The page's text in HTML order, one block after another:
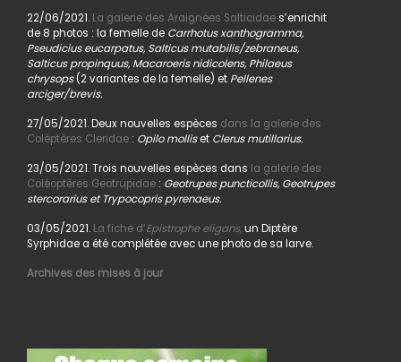
22/06/2021. La galerie des Araignées Salticidaes’enrichit
de 8 photos : la femelle de Carrhotus xanthogramma,
Pseudicius eucarpatus, Salticus mutabilis/zebraneus,
Salticus propinquus, Macaroeris nidicolens, Philaeus
chrysops(2 variantes de la femelle) et Pellenes
arciger/brevis.
27/05/2021. Deux nouvelles espèces dans la galerie des
Coléptères Cleridae: Opilo molliset Clerus mutillarius.
23/05/2021. Trois nouvelles espèces dans la galerie des
Coléoptères Geotrupidae: Geotrupes puncticollis, Geotrupes
stercorarius et Trypocopris pyrenaeus.
03/05/2021. La fiche d’Epistrophe eligans,un Diptère
Syrphidae a été complétée avec une photo de sa larve.
Archives des mises à jour